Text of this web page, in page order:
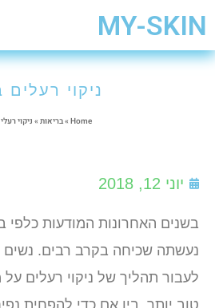
MY-SKIN
ניקוי רעלים
Home
»בריאות » ניקוי
יוני 12, 2018
בשנים האחרונות המודעות כלפי
נעשתה שכיחה בקרב רבים. נשים
לעבור תהליך של ניקוי רעלים על
טוב יותר, בין אם כדי להפחית